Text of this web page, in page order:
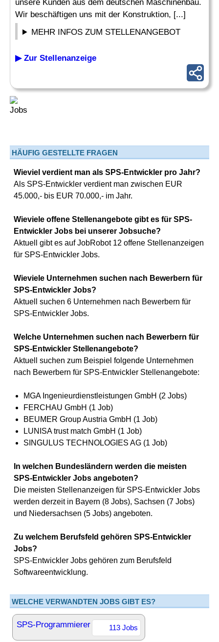
unsere Kunden aus dem deutschen Maschinenbau.
Wir beschäftigen uns mit der Konstruktion, [...]
MEHR INFOS ZUM STELLENANGEBOT
▶ Zur Stellenanzeige
HÄUFIG GESTELLTE FRAGEN
Wieviel verdient man als SPS-Entwickler pro Jahr?
Als SPS-Entwickler verdient man zwischen EUR
45.000,- bis EUR 70.000,- im Jahr.
Wieviele offene Stellenangebote gibt es für SPS-
Entwickler Jobs bei unserer Jobsuche?
Aktuell gibt es auf JobRobot 12 offene Stellenanzeigen
für SPS-Entwickler Jobs.
Wieviele Unternehmen suchen nach Bewerbern für
SPS-Entwickler Jobs?
Aktuell suchen 6 Unternehmen nach Bewerbern für
SPS-Entwickler Jobs.
Welche Unternehmen suchen nach Bewerbern für
SPS-Entwickler Stellenangebote?
Aktuell suchen zum Beispiel folgende Unternehmen
nach Bewerbern für SPS-Entwickler Stellenangebote:
MGA Ingenieurdienstleistungen GmbH (2 Jobs)
FERCHAU GmbH (1 Job)
BEUMER Group Austria GmbH (1 Job)
LUNISA trust match GmbH (1 Job)
SINGULUS TECHNOLOGIES AG (1 Job)
In welchen Bundesländern werden die meisten
SPS-Entwickler Jobs angeboten?
Die meisten Stellenanzeigen für SPS-Entwickler Jobs
werden derzeit in Bayern (8 Jobs), Sachsen (7 Jobs)
und Niedersachsen (5 Jobs) angeboten.
Zu welchem Berufsfeld gehören SPS-Entwickler
Jobs?
SPS-Entwickler Jobs gehören zum Berufsfeld
Softwareentwicklung.
WELCHE VERWANDTEN JOBS GIBT ES?
SPS-Programmierer 113 Jobs